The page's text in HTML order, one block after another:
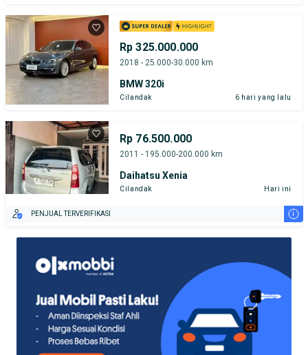
Rp 325.000.000
2018 - 25.000-30.000 km
BMW 320i
Cilandak 6 hari yang lalu
Rp 76.500.000
2011 - 195.000-200.000 km
Daihatsu Xenia
Cilandak Hari ini
PENJUAL TERVERIFIKASI i